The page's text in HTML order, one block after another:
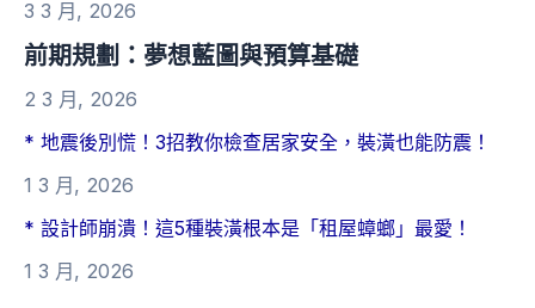
3 3 月, 2026
前期規劃：夢想藍圖與預算基礎
2 3 月, 2026
* 地震後別慌！3招教你檢查居家安全，裝潢也能防震！
1 3 月, 2026
* 設計師崩潰！這5種裝潢根本是「租屋蟑螂」最愛！
1 3 月, 2026